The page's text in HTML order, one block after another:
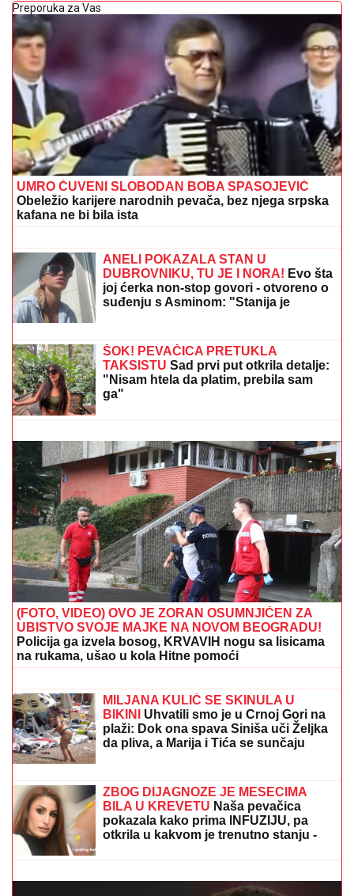
Preporuka za Vas
UMRO ČUVENI SLOBODAN BOBA SPASOJEVIĆ
Obeležio karijere narodnih pevača, bez njega srpska
kafana ne bi bila ista
POTOMSTVO:Dan Bogorodičine
majke, evo šta kažu narodna
verovanja i običaji
joj ćerka non-stop govori - otvoreno o
suđenju s Asminom: "Stanija je
budaletina" (VIDEO)
(VIDEO) TINEJDŽER (19) OTIMAO LANČIĆE PO
NOVOM SADUUleteo u zgradu, pa pokušao da
pokida ženi sa vrata nakit, a onda je usledio ŠOK
ŠOK! PEVAČICA PRETUKLA
TAKSISTU Sad prvi put otkrila detalje:
"Nisam htela da platim, prebila sam
ga"
3+ TIKET ZA DANAS: Na ovim
utakmicama mreže će se "sigurno"
tresti